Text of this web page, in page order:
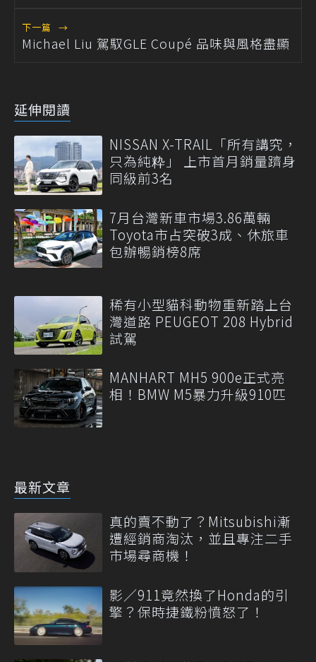
下一篇 →
Michael Liu 駕馭GLE Coupé 品味與風格盡顯
延伸閱讀
NISSAN X-TRAIL「所有講究，
只為純粋」 上市首月銷量躋身
同級前3名
7月台灣新車市場3.86萬輛
Toyota市占突破3成、休旅車
包辦暢銷榜8席
稀有小型貓科動物重新踏上台
灣道路 PEUGEOT 208 Hybrid
試駕
MANHART MH5 900e正式亮
相！BMW M5暴力升級910匹
最新文章
真的賣不動了？Mitsubishi漸
遭經銷商淘汰，並且專注二手
市場尋商機！
影／911竟然換了Honda的引
擎？保時捷鐵粉憤怒了！